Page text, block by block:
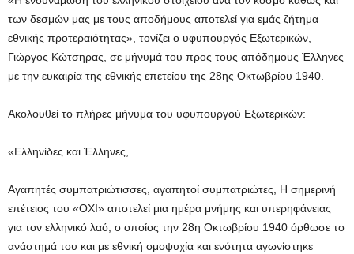
των δεσμών μας με τους αποδήμους αποτελεί για εμάς ζήτημα
εθνικής προτεραιότητας», τονίζει ο υφυπουργός Εξωτερικών,
Γιώργος Κώτσηρας, σε μήνυμά του προς τους απόδημους Έλληνες
με την ευκαιρία της εθνικής επετείου της 28ης Οκτωβρίου 1940.
Ακολουθεί το πλήρες μήνυμα του υφυπουργού Εξωτερικών:
«Ελληνίδες και Έλληνες,
Αγαπητές συμπατριώτισσες, αγαπητοί συμπατριώτες, Η σημερινή
επέτειος του «ΟΧΙ» αποτελεί μια ημέρα μνήμης και υπερηφάνειας
για τον ελληνικό λαό, ο οποίος την 28η Οκτωβρίου 1940 όρθωσε το
ανάστημά του και με εθνική ομοψυχία και ενότητα αγωνίστηκε